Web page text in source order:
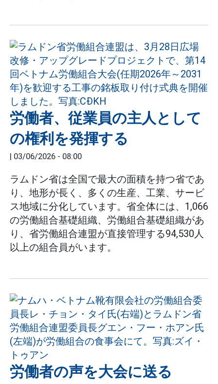
労働者、従業員の主人として
の権利を発揮する
| 03/06/2026 - 08:00
ラムドン省は全国で最大の面積を持つ省であ
り、地形が長く、多くの生産、工業、サービ
ス地域に分化しています。省全体には、1,066
の労働組合基礎組織、労働組合基礎組織があ
り、省労働組合連盟が直接管理する94,530人
以上の組合員がいます。
労働者の声を大会に送る